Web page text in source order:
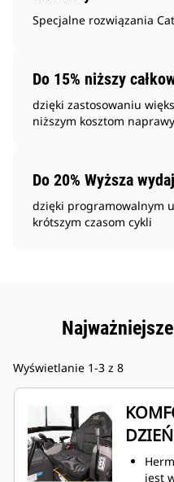
Specjalne rozwiązania
Do 15% niższy
dzięki zastosowaniu
niższym kosztom
Do 20% Wyższa
dzięki programowalnym
krótszym czasom cykli
Wyświetlanie 1-3 z 8
DZIEŃ
jest